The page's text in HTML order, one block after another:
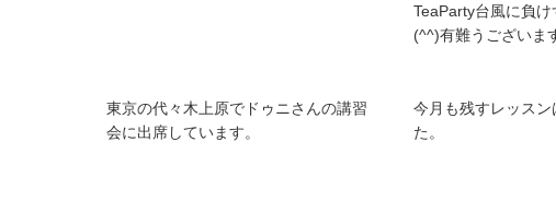
TeaParty台風に負
(^^)有難うございま
東京の代々木上原でドゥニさんの講習
会に出席しています。
今月も残すレッスン
た。